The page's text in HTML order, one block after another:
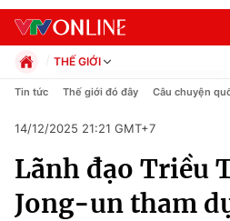
Chuyên mục
Chính trị
THẾ GIỚI
Chính trị
Pháp luật
Kinh tế
Thể thao
Truyền hình
Tin tức Thế giới đó đây Câu chuyện
14/12/2025 21:21 GMT+7
Lãnh đạo Triều
Jong-un tham